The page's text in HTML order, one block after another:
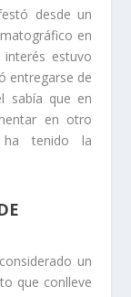
desde un
en
estuvo
entregarse de
sabía que en
en otro
ha tenido la
un
que conlleve